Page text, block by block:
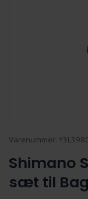
Varenummer:
Shimano
sæt til